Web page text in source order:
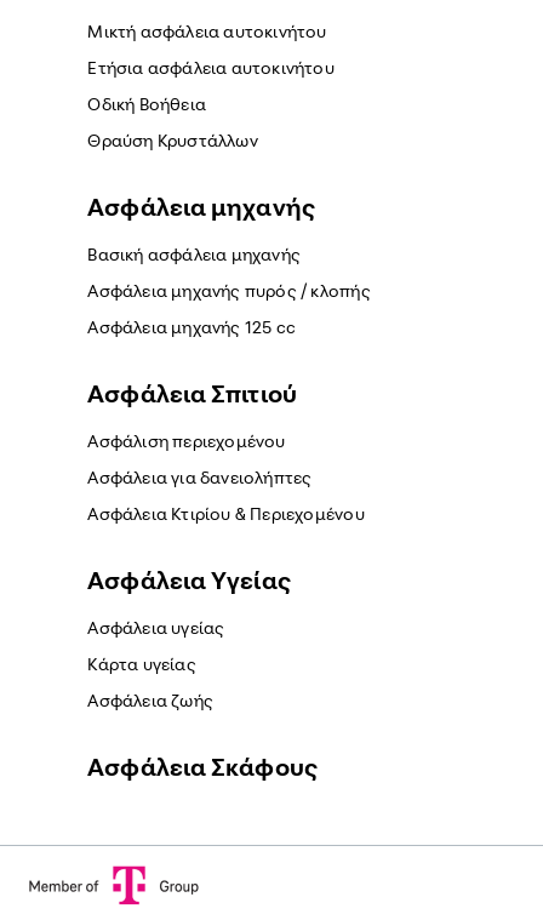
Μικτή ασφάλεια αυτοκινήτου
Ετήσια ασφάλεια αυτοκινήτου
Οδική Βοήθεια
Θραύση Κρυστάλλων
Ασφάλεια μηχανής
Βασική ασφάλεια μηχανής
Ασφάλεια μηχανής πυρός / κλοπής
Ασφάλεια μηχανής 125 cc
Ασφάλεια Σπιτιού
Ασφάλιση περιεχομένου
Ασφάλεια για δανειολήπτες
Ασφάλεια Κτιρίου & Περιεχομένου
Ασφάλεια Yγείας
Ασφάλεια υγείας
Κάρτα υγείας
Ασφάλεια ζωής
Ασφάλεια Σκάφους